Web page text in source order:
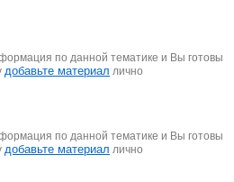
по данной тематике и Вы готовы
добавьте материал лично
по данной тематике и Вы готовы
добавьте материал лично